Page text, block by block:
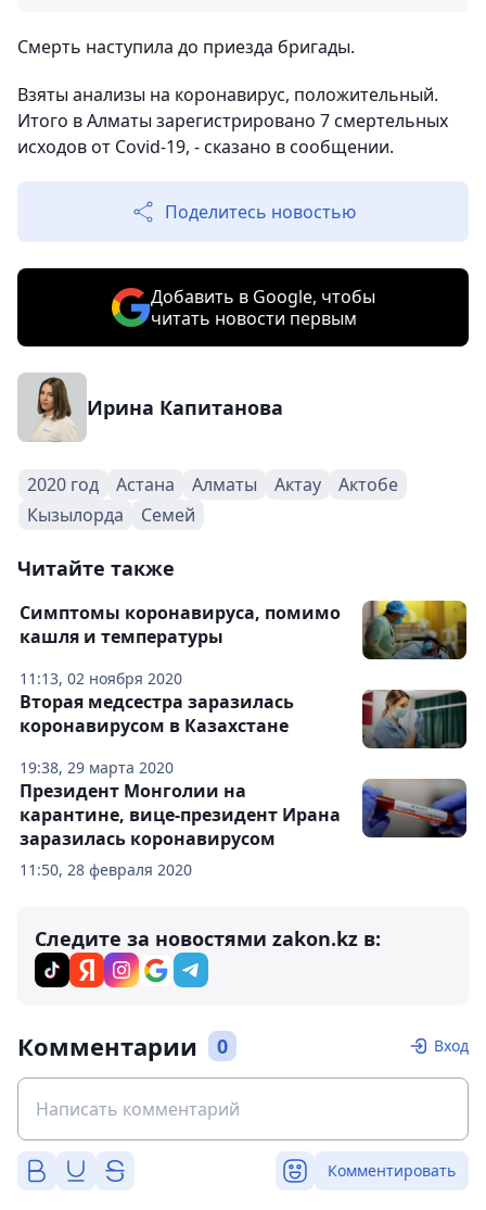
Смерть наступила до приезда бригады.
Взяты анализы на коронавирус, положительный.
Итого в Алматы зарегистрировано 7 смертельных
исходов от Covid-19, - сказано в сообщении.
Поделитесь новостью
Добавить в Google, чтобы
читать новости первым
Ирина Капитанова
2020 год Астана Алматы Актау
Актобе
Кызылорда
Семей
Читайте также
11:13, 02 ноября 2020
Симптомы коронавируса, помимо
кашля и температуры
19:38, 29 марта 2020
Вторая медсестра заразилась
коронавирусом в Казахстане
11:50, 28 февраля 2020
Президент Монголии на
карантине, вице-президент Ирана
заразилась коронавирусом
Следите за новостями zakon.kz в:
Комментарии 0 Вход
Комментировать